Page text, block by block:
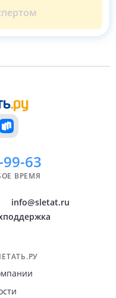
63
ВРЕМЯ
info@sletat.ru